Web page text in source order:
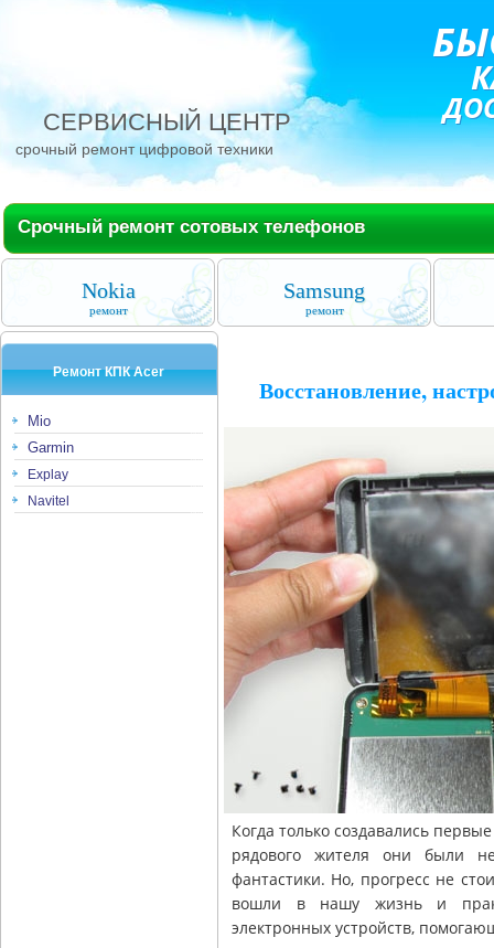
СЕРВИСНЫЙ ЦЕНТР
срочный ремонт цифровой техники
Срочный ремонт сотовых телефонов
Nokia
ремонт
Samsung
ремонт
Ремонт КПК Аcer
Mio
Garmin
Explay
Navitel
Восстановление,
Когда только создавались
рядового жителя они были
фантастики. Но, прогресс не
вошли в нашу жизнь и
электронных устройств,